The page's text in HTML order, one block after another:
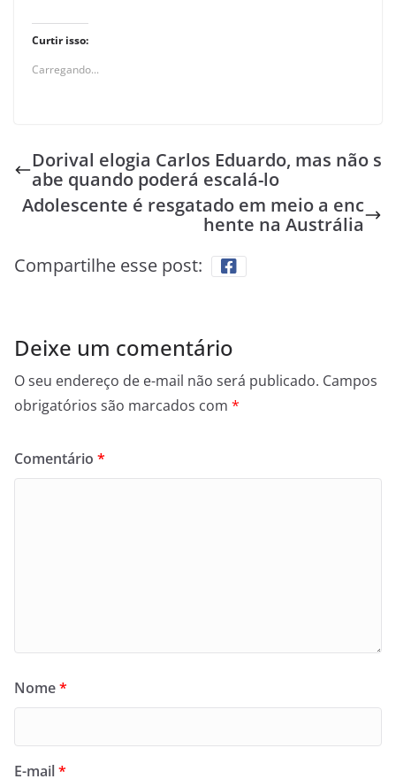
Curtir isso:
Carregando...
Dorival elogia Carlos Eduardo, mas não s
abe quando poderá escalá-lo
Adolescente é resgatado em meio a enc
hente na Austrália
Compartilhe esse post:
Deixe um comentário
O seu endereço de e-mail não será publicado. Campos
obrigatórios são marcados com *
Comentário *
Nome*
E-mail*